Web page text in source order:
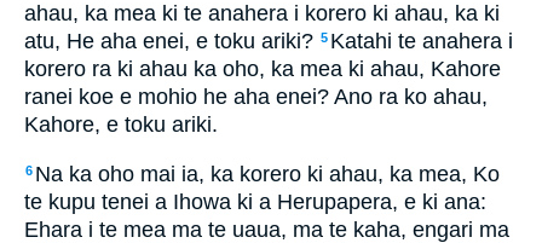
ahau, ka mea ki te anahera i korero ki ahau, ka ki
atu, He aha enei, e toku ariki? 5 Katahi te anahera i
korero ra ki ahau ka oho, ka mea ki ahau, Kahore
ranei koe e mohio he aha enei? Ano ra ko ahau,
Kahore, e toku ariki.
6 Na ka oho mai ia, ka korero ki ahau, ka mea, Ko
te kupu tenei a Ihowa ki a Herupapera, e ki ana:
Ehara i te mea ma te uaua, ma te kaha, engari ma